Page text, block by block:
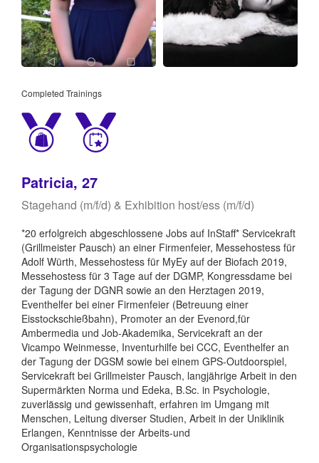
Completed Trainings
Patricia, 27
Stagehand (m/f/d) & Exhibition host/ess (m/f/d)
*20 erfolgreich abgeschlossene Jobs auf InStaff* Servicekraft
(Grillmeister Pausch) an einer Firmenfeier, Messehostess für
Adolf Würth, Messehostess für MyEy auf der Biofach 2019,
Messehostess für 3 Tage auf der DGMP, Kongressdame bei
der Tagung der DGNR sowie an den Herztagen 2019,
Eventhelfer bei einer Firmenfeier (Betreuung einer
Eisstockschießbahn), Promoter an der Evenord,für
Ambermedia und Job-Akademika, Servicekraft an der
Vicampo Weinmesse, Inventurhilfe bei CCC, Eventhelfer an
der Tagung der DGSM sowie bei einem GPS-Outdoorspiel,
Servicekraft bei Grillmeister Pausch, langjährige Arbeit in den
Supermärkten Norma und Edeka, B.Sc. in Psychologie,
zuverlässig und gewissenhaft, erfahren im Umgang mit
Menschen, Leitung diverser Studien, Arbeit in der Uniklinik
Erlangen, Kenntnisse der Arbeits-und
Organisationspsychologie